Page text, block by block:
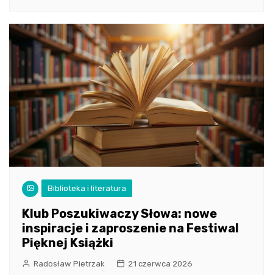
Biblioteka i literatura
Klub Poszukiwaczy Słowa: nowe
inspiracje i zaproszenie na Festiwal
Pięknej Książki
Radosław Pietrzak 21 czerwca 2026